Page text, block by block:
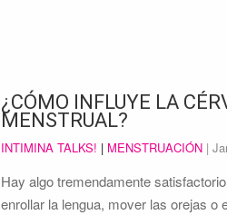
¿CÓMO INFLUYE LA
MENSTRUAL?
INTIMINA TALKS! | MENSTRUACIÓN |
Hay algo tremendamente
enrollar la lengua, mover las orejas